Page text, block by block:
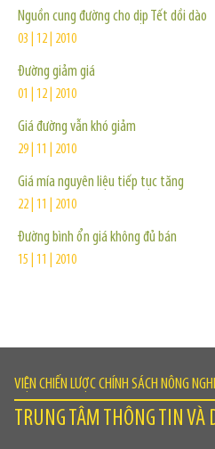
Nguồn cung đường cho dịp Tết dồi dào
03 | 12 | 2010
Đường giảm giá
01 | 12 | 2010
Giá đường vẫn khó giảm
29 | 11 | 2010
Giá mía nguyên liệu tiếp tục tăng
22 | 11 | 2010
Đường bình ổn giá không đủ bán
15 | 11 | 2010
VIỆN CHIẾN LƯỢC CHÍNH SÁCH NÔNG
TRUNG TÂM THÔNG TIN